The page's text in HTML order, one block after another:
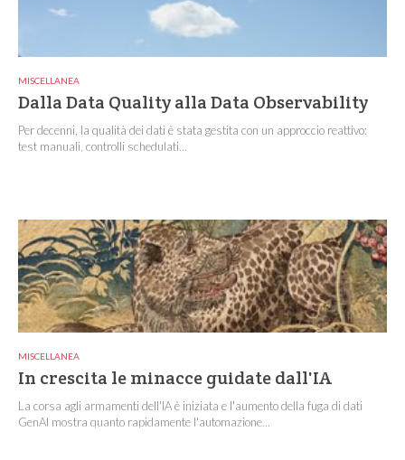
MISCELLANEA
Dalla Data Quality alla Data Observability
Per decenni, la qualità dei dati è stata gestita con un approccio reattivo:
test manuali, controlli schedulati...
MISCELLANEA
In crescita le minacce guidate dall'IA
La corsa agli armamenti dell'IA è iniziata e l'aumento della fuga di dati
GenAI mostra quanto rapidamente l'automazione...